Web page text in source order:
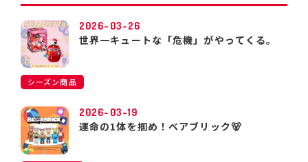
2026-03-26
世界一キュートな「危機」がやってくる。
シーズン商品
2026-03-19
運命の1体を掴め！ベアブリック🐻